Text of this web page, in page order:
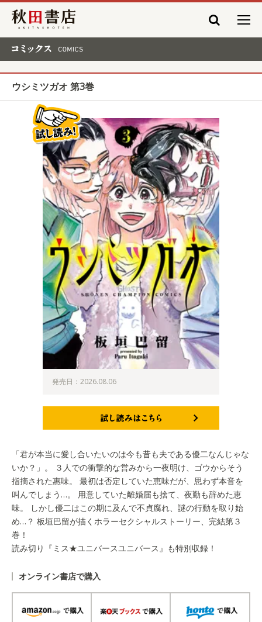
秋田書店
ウシミツガオ 第3巻
発売日：2026.08.06
「君が本当に愛し合いたいのは今も昔も夫である優二なんじゃな
いか？」。 ３人での衝撃的な営みから一夜明け、ゴウからそう
指摘された惠味。 最初は否定していた恵味だが、思わず本音を
叫んでしまう…。 用意していた離婚届も捨て、夜勤も辞めた恵
味。 しかし優二はこの期に及んで不貞腐れ、謎の行動を取り始
め…？ 板垣巴留が描くホラーセクシャルストーリー、完結第３
巻！
読み切り『ミス★ユニバースユニバース』も特別収録！
オンライン書店で購入